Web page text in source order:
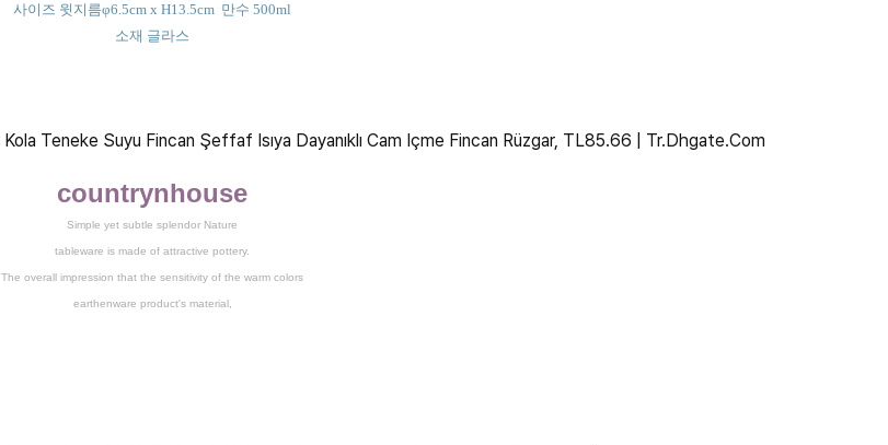
사이즈 윗지름φ6.5cm x H13.5cm 만수 500ml
소재 글라스
countrynhouse
Simple yet subtle splendor Nature
tableware is made of attractive pottery.
The overall impression that the sensitivity of the warm colors
earthenware product's material,